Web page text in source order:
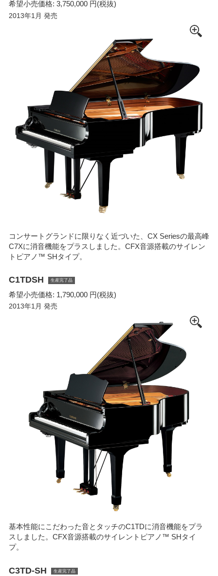
希望小売価格: 3,750,000 円(税抜)
2013年1月 発売
コンサートグランドに限りなく近づいた、CX Seriesの最高峰
C7Xに消音機能をプラスしました。CFX音源搭載のサイレン
トピアノ™ SHタイプ。
C1TDSH 生産完了品
希望小売価格: 1,790,000 円(税抜)
2013年1月 発売
基本性能にこだわった音とタッチのC1TDに消音機能をプラ
スしました。CFX音源搭載のサイレントピアノ™ SHタイ
プ。
C3TD-SH 生産完了品